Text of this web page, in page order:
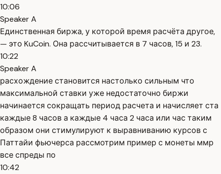
10:06
Speaker A
Единственная биржа, у которой время расчёта другое,
— это KuCoin. Она рассчитывается в 7 часов, 15 и 23.
10:22
Speaker A
расхождение становится настолько сильным что
максимальной ставки уже недостаточно биржи
начинается сокращать период расчета и начисляет ста
каждые 8 часов а каждые 4 часа 2 часа или час таким
образом они стимулируют к выравниванию курсов с
Паттайи фьючерса рассмотрим пример с монеты ммр
все спреды по
10:42